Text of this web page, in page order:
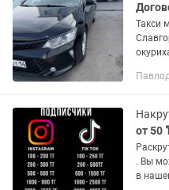
Такси
от 50
. Вы можете посмотреть наши отзывы
в